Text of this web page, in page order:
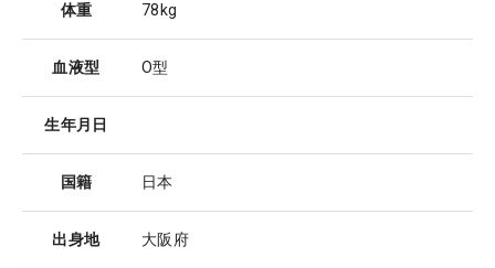
体重 78kg
血液型 O型
生年月日
国籍 日本
出身地 大阪府